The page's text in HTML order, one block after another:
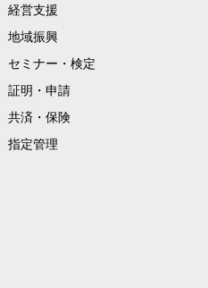
経営支援
地域振興
セミナー・検定
証明・申請
共済・保険
指定管理